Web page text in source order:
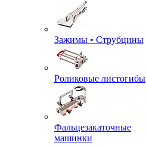
Зажимы • Струбцины
Роликовые листогибы
Фальцезакаточные
машинки